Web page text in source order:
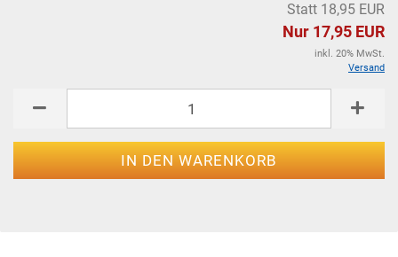
Statt 18,95 EUR
Nur 17,95 EUR
inkl. 20% MwSt.
Versand